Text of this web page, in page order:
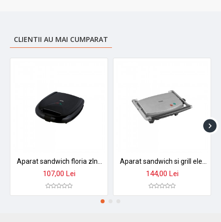
CLIENTII AU MAI CUMPARAT
107,00 Lei 144,00 Lei